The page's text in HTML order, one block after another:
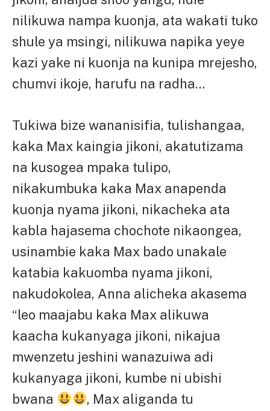
nilikuwa nampa kuonja, ata wakati tuko
shule ya msingi, nilikuwa napika yeye
kazi yake ni kuonja na kunipa mrejesho,
chumvi ikoje, harufu na radha…
Tukiwa bize wananisifia, tulishangaa,
kaka Max kaingia jikoni, akatutizama
na kusogea mpaka tulipo,
nikakumbuka kaka Max anapenda
kuonja nyama jikoni, nikacheka ata
kabla hajasema chochote nikaongea,
usinambie kaka Max bado unakale
katabia kakuomba nyama jikoni,
nakudokolea, Anna alicheka akasema
“leo maajabu kaka Max alikuwa
kaacha kukanyaga jikoni, nikajua
mwenzetu jeshini wanazuiwa adi
kukanyaga jikoni, kumbe ni ubishi
bwana
, Max aliganda tu